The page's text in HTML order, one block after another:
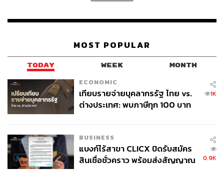
อยากขอเริ่มต้นด้วยข้อสังเกตว่า นับตั้งแต่เกิดปัญหาความขัด
แย้งจากปลายเดือนกรกฎาคมที่ผ่านมา จนถึงปัจจุบัน สังคม
ไทยยังไม่เห็นถึงนโยบายใหม่ของรัฐบาลในการแก้ปัญหานี้
แต่อย่างใด ทิศทางของฝ่ายการเมืองยังคงดำเนินไปใน
ลักษณะเดิม ไม่แตกต่างจากที่ผ่านๆ มา ทั้งที่กัมพูชาดูจะเป็น
สภาพของการเป็นฝ่ายรับมาโดยตลอด
แต่สังคมในอีกด้านก็มีความหวังว่า การมาของรัฐบาลใหม่
MOST POPULAR
TODAY WEEK MONTH
ECONOMIC
เทียบรายจ่ายบุคลากรรัฐ ไทย vs.
ต่างประเทศ: พบภาษีทุก 100 บาท
1K
BUSINESS
แบงก์ไร้สาขา CLICX ปิดรับสมัคร
สินเชื่อชั่วคราว พร้อมส่งสัญญาณ
0.9K